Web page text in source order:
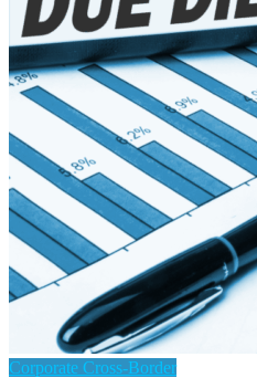
Corporate Cross-Border